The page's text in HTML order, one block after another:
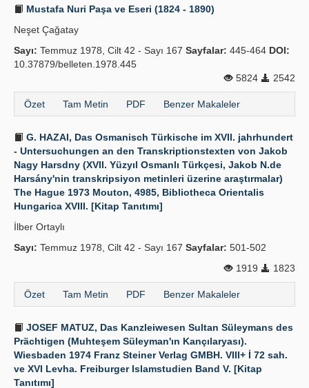
Mustafa Nuri Paşa ve Eseri (1824 - 1890)
Neşet Çağatay
Sayı: Temmuz 1978, Cilt 42 - Sayı 167 Sayfalar: 445-464 DOI:
10.37879/belleten.1978.445
5824
2542
Özet Tam Metin PDF Benzer Makaleler
G. HAZAI, Das Osmanisch Türkische im XVII. jahrhundert
- Untersuchungen an den Transkriptionstexten von Jakob
Nagy Harsdny (XVII. Yüzyıl Osmanlı Türkçesi, Jakob N.de
Harsány'nin transkripsiyon metinleri üzerine araştırmalar)
The Hague 1973 Mouton, 4985, Bibliotheca Orientalis
Hungarica XVIII. [Kitap Tanıtımı]
İlber Ortaylı
Sayı: Temmuz 1978, Cilt 42 - Sayı 167 Sayfalar: 501-502
1919
1823
Özet Tam Metin PDF Benzer Makaleler
JOSEF MATUZ, Das Kanzleiwesen Sultan Süleymans des
Prächtigen (Muhteşem Süleyman'ın Kançılaryası).
Wiesbaden 1974 Franz Steiner Verlag GMBH. VIII+ İ 72 sah.
ve XVI Levha. Freiburger Islamstudien Band V. [Kitap
Tanıtımı]